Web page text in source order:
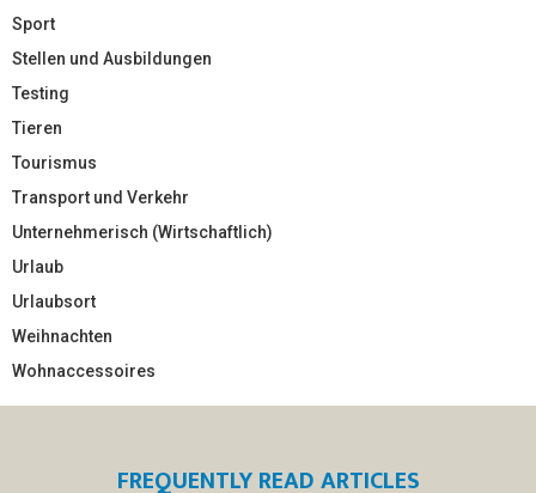
Sport
Stellen und Ausbildungen
Testing
Tieren
Tourismus
Transport und Verkehr
Unternehmerisch (Wirtschaftlich)
Urlaub
Urlaubsort
Weihnachten
Wohnaccessoires
FREQUENTLY READ ARTICLES